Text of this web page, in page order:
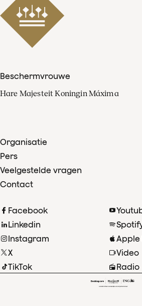
Beschermvrouwe
Hare Majesteit Koningin Máxima
Organisatie
Pers
Veelgestelde vragen
Contact
Facebook
Linkedin
Instagram
X
TikTok
Apple
Video
Radio